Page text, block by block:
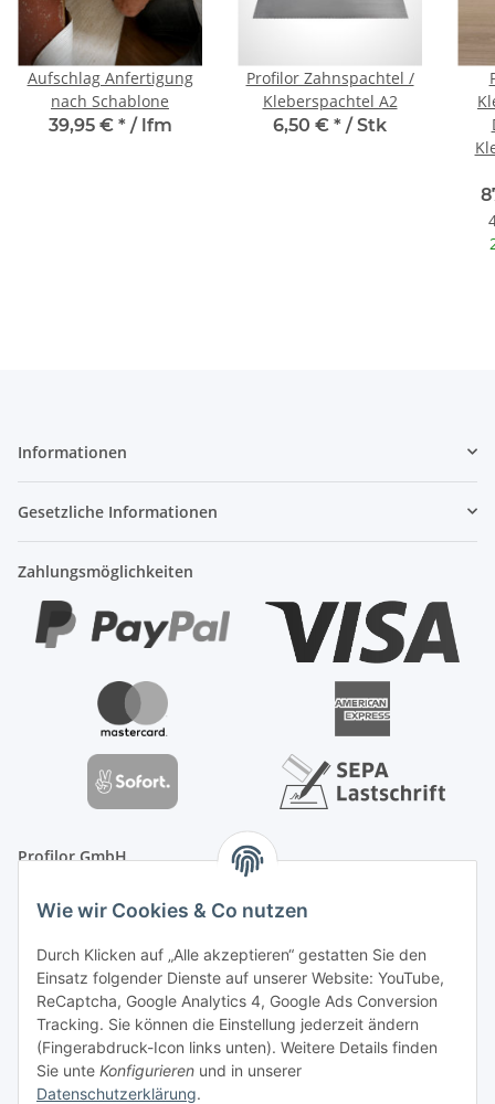
Aufschlag Anfertigung
nach Schablone
39,95 € */ lfm
Profilor Zahnspachtel /
Kleberspachtel A2
6,50 € * / Stk
Informationen
Gesetzliche Informationen
Zahlungsmöglichkeiten
Profilor GmbH
OdF.Platz 2
16775 Löwenberger Land
Telefon: +49 (0) 33094-719-8719
E-Mail: info (ät) treppe99 (Punkt) de
Wie wir Cookies & Co nutzen
Durch Klicken auf „Alle akzeptieren“ gestatten Sie den
Einsatz folgender Dienste auf unserer Website: YouTube,
ReCaptcha, Google Analytics 4, Google Ads Conversion
Tracking. Sie können die Einstellung jederzeit ändern
(Fingerabdruck-Icon links unten). Weitere Details finden
Sie unte Konfigurieren und in unserer
Datenschutzerklärung.